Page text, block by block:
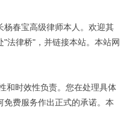
杨春宝高级律师本人。欢迎其
法律桥"，并链接本站。本站网
时效性负责。您在处理具体
费服务作出正式的承诺。本